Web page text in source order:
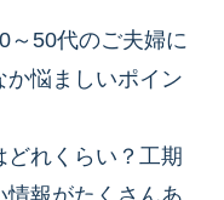
～50代のご夫婦に
か悩ましいポイン
どれくらい？工期